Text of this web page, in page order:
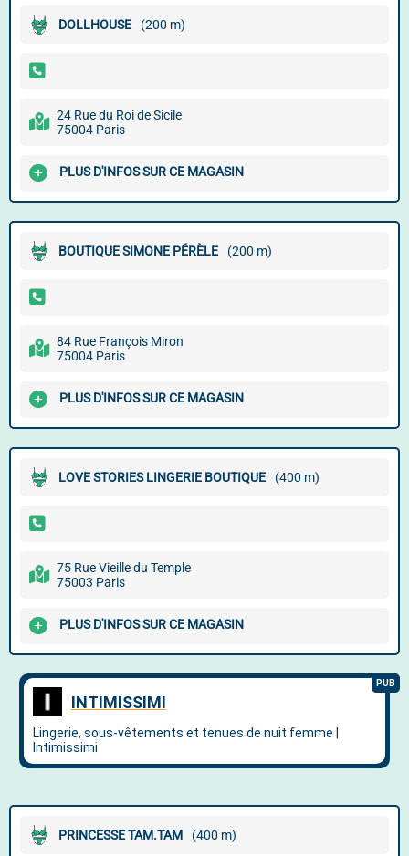
DOLLHOUSE (200 m)
24 Rue du Roi de Sicile
75004 Paris
PLUS D'INFOS SUR CE MAGASIN
BOUTIQUE SIMONE PÉRÈLE (200 m)
84 Rue François Miron
75004 Paris
PLUS D'INFOS SUR CE MAGASIN
LOVE STORIES LINGERIE BOUTIQUE (400 m)
75 Rue Vieille du Temple
75003 Paris
PLUS D'INFOS SUR CE MAGASIN
PRINCESSE TAM.TAM (400 m)